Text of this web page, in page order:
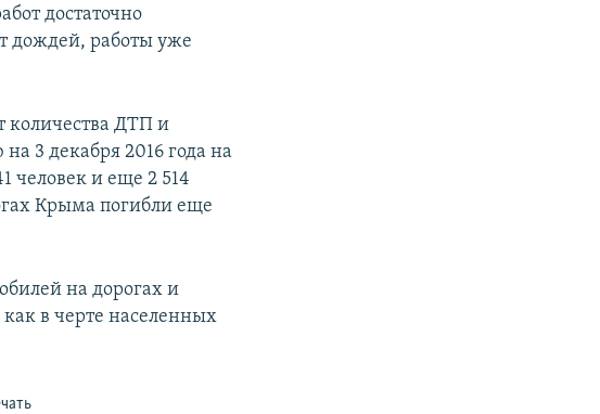
достаточно
дождей, работы уже
количества ДТП и
3 декабря 2016 года на
человек и еще 2 514
Крыма погибли еще
на дорогах и
в черте населенных